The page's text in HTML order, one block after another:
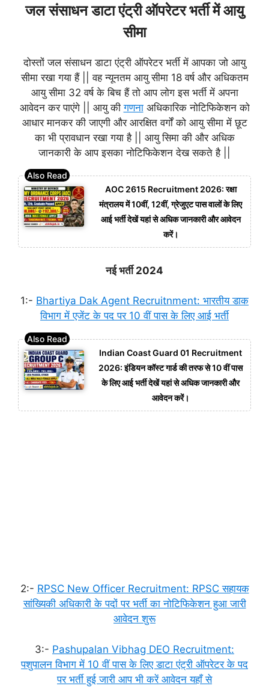
जल संसाधन डाटा एंट्री ऑपरेटर भर्ती में आयु
सीमा
दोस्तों जल संसाधन डाटा एंट्री ऑपरेटर भर्ती में आपका जो आयु
सीमा रखा गया हैं || वह न्यूनतम आयु सीमा 18 वर्ष और अधिकतम
आयु सीमा 32 वर्ष के बिच हैं तो आप लोग इस भर्ती में अपना
आवेदन कर पाएंगे || आयु कीगणनाअधिकारिक नोटिफिकेशन को
आधार मानकर की जाएगी और आरक्षित वर्गों को आयु सीमा में छूट
का भी प्रावधान रखा गया है || आयु सिमा की और अधिक
जानकारी के आप इसका नोटिफिकेशन देख सकते है ||
AOC 2615 Recruitment 2026: रक्षा
मंत्रालय में 10वीं, 12वीं, ग्रेजुएट पास वालों के लिए
आई भर्ती देखें यहां से अधिक जानकारी और आवेदन
करें।
नई भर्ती 2024
1:- Bhartiya Dak Agent Recruitnment: भारतीय डाक
विभाग में एजेंट के पद पर 10 वीं पास के लिए आई भर्ती
Indian Coast Guard 01 Recruitment
2026: इंडियन कॉस्ट गार्ड की तरफ से 10 वीं पास
के लिए आई भर्ती देखें यहां से अधिक जानकारी और
आवेदन करें।
2:- RPSC New Officer Recruitment: RPSC सहायक
सांख्यिकी अधिकारी के पदों पर भर्ती का नोटिफिकेशन हुआ जारी
आवेदन शुरू
3:- Pashupalan Vibhag DEO Recruitment:
पशुपालन विभाग में 10 वीं पास के लिए डाटा एंट्री ऑपरेटर के पद
पर भर्ती हुई जारी आप भी करें आवेदन यहाँ से